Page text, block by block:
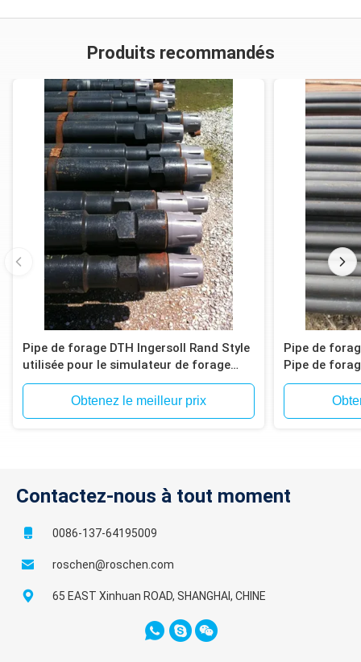
Produits recommandés
Pipe de forage DTH Ingersoll Rand Style
utilisée pour le simulateur de forage
Atlas Copco T4W, T685
Obtenez le meilleur prix
Pipe de
Pipe de
Contactez-nous à tout moment
0086-137-64195009
roschen@roschen.com
65 EAST Xinhuan ROAD, SHANGHAI, CHINE